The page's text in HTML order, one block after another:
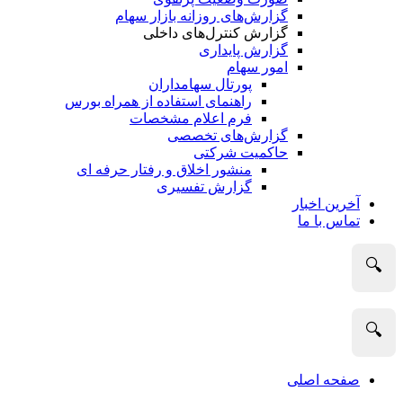
گزارش‌های روزانه بازار سهام
گزارش کنترل‌های داخلی
گزارش پایداری
امور سهام
پورتال سهامداران
راهنمای استفاده از همراه بورس
فرم اعلام مشخصات
گزارش‌های تخصصی
حاکمیت شرکتی
منشور اخلاق و رفتار حرفه­ ای
گزارش تفسیری
آخرین اخبار
تماس با ما
🔍
🔍
صفحه اصلی